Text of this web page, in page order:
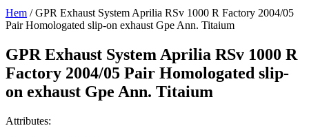
Hem / GPR Exhaust System Aprilia RSv 1000 R Factory 2004/05
Pair Homologated slip-on exhaust Gpe Ann. Titaium
GPR Exhaust System Aprilia RSv 1000 R
Factory 2004/05 Pair Homologated slip-
on exhaust Gpe Ann. Titaium
Attributes: